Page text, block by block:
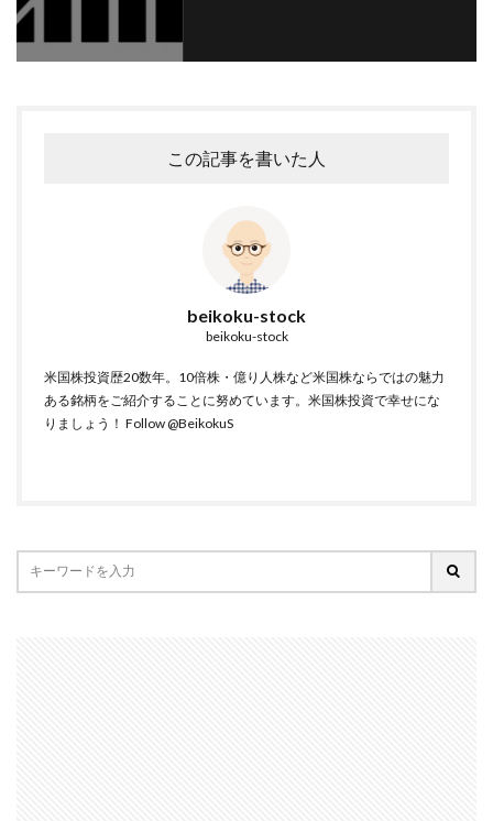
この記事を書いた人
beikoku-stock
beikoku-stock
米国株投資歴20数年。10倍株・億り人株など米国株ならではの魅力
ある銘柄をご紹介することに努めています。米国株投資で幸せにな
りましょう！ Follow @BeikokuS